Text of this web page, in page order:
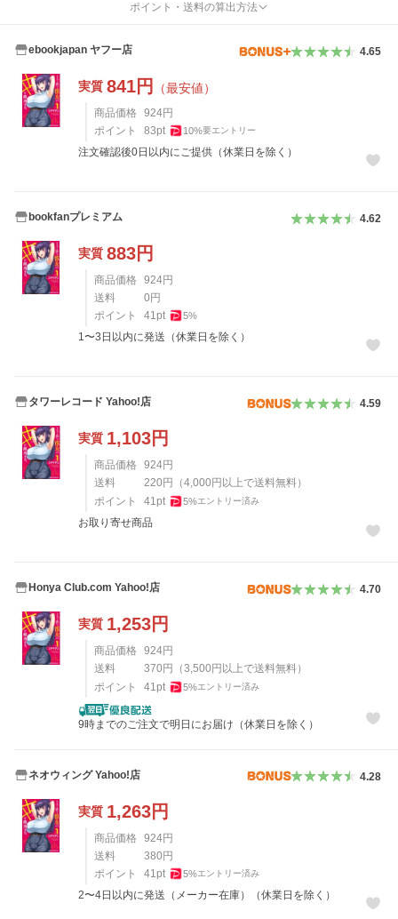
ポイント・送料の算出方法
ebookjapan ヤフー店 4.65
実質 841円 （最安値）
商品価格 924円
ポイント
83pt 10%要エントリー
注文確認後0日以内にご提供（休業日を除く）
bookfanプレミアム 4.62
実質 883円
商品価格 924円
送料
0 円
ポイント
41pt 5%
1〜3日以内に発送（休業日を除く）
タワーレコード Yahoo!店 4.59
実質 1,103円
商品価格 924円
送料
220 円 （4,000 円以上で送料無料）
ポイント
41pt 5%エントリー済み
お取り寄せ商品
Honya Club.com Yahoo!店 4.70
実質 1,253円
商品価格 924円
送料
370 円 （3,500 円以上で送料無料）
ポイント
41pt 5%エントリー済み
9時までのご注文で明日にお届け（休業日を除く）
ネオウィング Yahoo!店 4.28
実質 1,263円
商品価格 924円
送料
380円
ポイント
41 pt 5%エントリー済み
2〜4日以内に発送（メーカー在庫）（休業日を除く）